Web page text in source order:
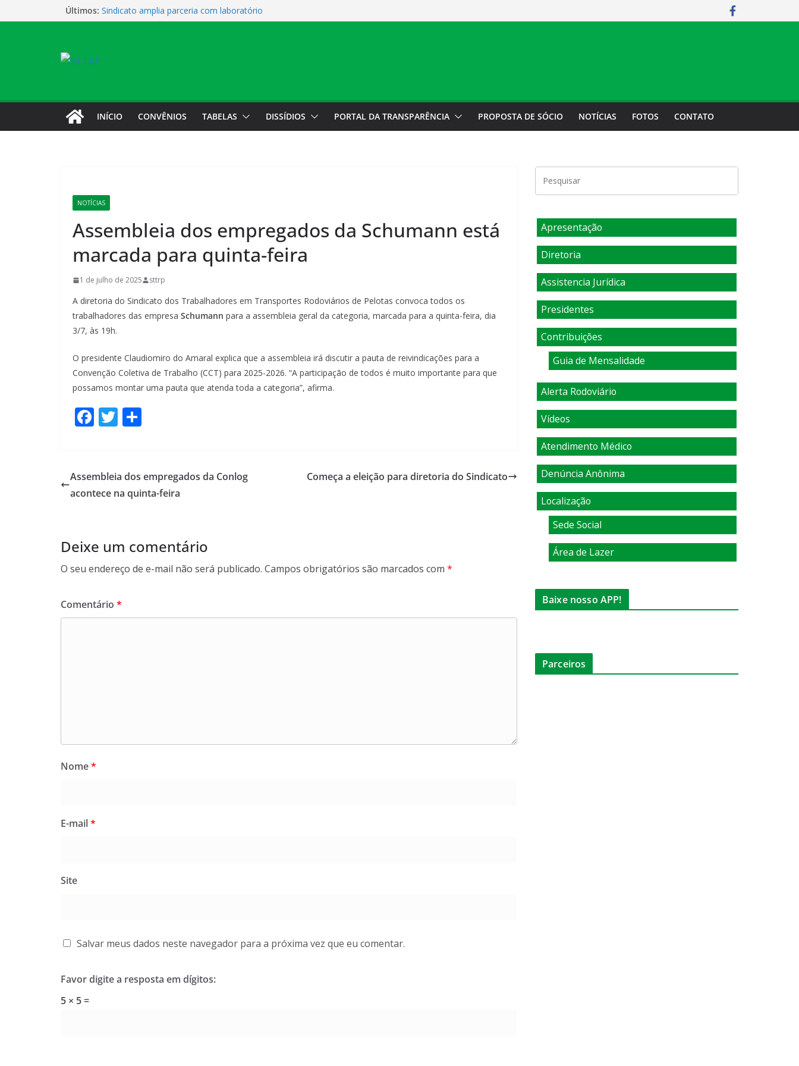
Últimos: Sindicato amplia parceria com laboratório
Sindicato homenageia a categoria pelo Dia do Motorista
INÍCIO
CONVÊNIOS TABELAS DISSÍDIOS PORTAL DA TRANSPARÊNCIA PROPOSTA DE SÓCIO NOTÍCIAS FOTOS CONTATO
NOTÍCIAS
Assembleia dos empregados da Schumann está
marcada para quinta-feira
1 de julho de 2025 sttrp
A diretoria do Sindicato dos Trabalhadores em Transportes Rodoviários de Pelotas convoca todos os
trabalhadores das empresa Schumann para a assembleia geral da categoria, marcada para a quinta-feira, dia
3/7, às 19h.
O presidente Claudiomiro do Amaral explica que a assembleia irá discutir a pauta de reivindicações para a
Convenção Coletiva de Trabalho (CCT) para 2025-2026. “A participação de todos é muito importante para que
possamos montar uma pauta que atenda toda a categoria”, afirma.
F
b
o
T
er e
Assembleia dos empregados da Conlog
acontece na quinta-feira
Começa a eleição para diretoria do Sindicato
Deixe um comentário
O seu endereço de e-mail não será publicado. Campos obrigatórios são marcados com *
Comentário *
Nome*
E-mail*
Site
Salvar meus dados neste navegador para a próxima vez que eu comentar.
Favor digite a resposta em dígitos:
5 × 5 =
Apresentação
Diretoria
Assistencia Jurídica
Presidentes
Contribuições
Guia de Mensalidade
Alerta Rodoviário
Vídeos
Atendimento Médico
Denúncia Anônima
Localização
Sede Social
Área de Lazer
Baixe nosso APP!
Parceiros